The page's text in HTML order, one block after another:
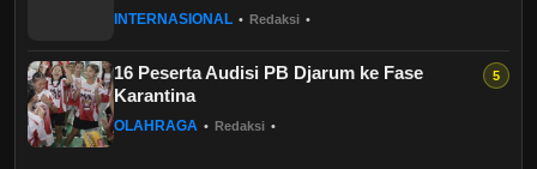
INTERNASIONAL • Redaksi •
16 Peserta Audisi PB Djarum ke Fase
Karantina
OLAHRAGA • Redaksi •